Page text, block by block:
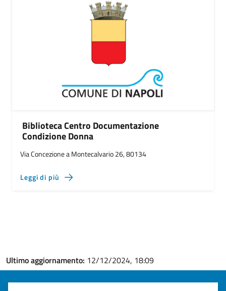
Biblioteca Centro Documentazione
Condizione Donna
Via Concezione a Montecalvario 26, 80134
Leggi di più
Ultimo aggiornamento: 12/12/2024, 18:09